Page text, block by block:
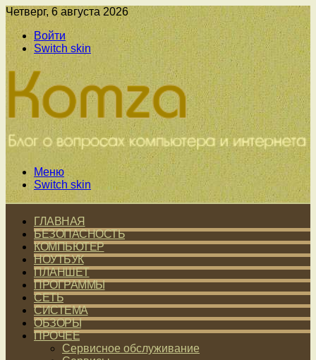
Четверг, 6 августа 2026
Войти
Switch skin
Меню
Switch skin
ГЛАВНАЯ
БЕЗОПАСНОСТЬ
КОМПЬЮТЕР
НОУТБУК
ПЛАНШЕТ
ПРОГРАММЫ
СЕТЬ
СИСТЕМА
ОБЗОРЫ
ПРОЧЕЕ
Сервисное обслуживание